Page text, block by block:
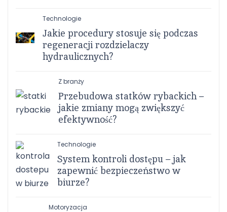
Technologie
Jakie procedury stosuje się podczas
regeneracji rozdzielaczy
hydraulicznych?
Z branży
Przebudowa statków rybackich –
jakie zmiany mogą zwiększyć
efektywność?
Technologie
System kontroli dostępu – jak
zapewnić bezpieczeństwo w
biurze?
Motoryzacja